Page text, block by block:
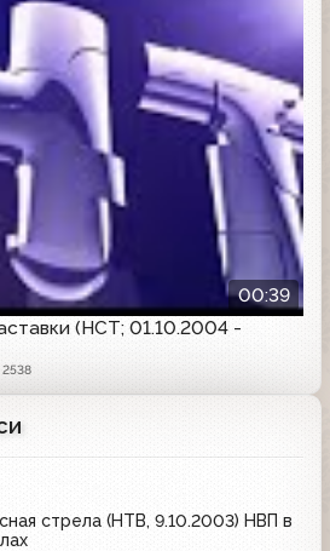
00:39
(НСТ; 01.10.2004 -
2538
стрела (НТВ, 9.10.2003) НВП в